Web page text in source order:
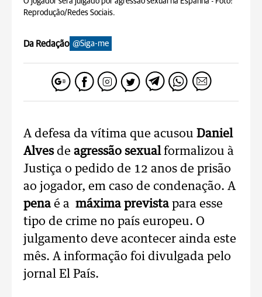
Reprodução/Redes Sociais.
Da Redação @Siga-me
A defesa da vítima que acusou Daniel
Alves de agressão sexualformalizou à
Justiça o pedido de 12 anos de prisão
ao jogador, em caso de condenação. A
pena é a máxima previstapara esse
tipo de crime no país europeu. O
julgamento deve acontecer ainda este
mês. A informação foi divulgada pelo
jornal El País.